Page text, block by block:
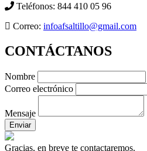
Teléfonos: 844 410 05 96
Correo: infoafsaltillo@gmail.com
CONTÁCTANOS
Nombre
Correo electrónico
Mensaje
Enviar
Gracias, en breve te contactaremos.